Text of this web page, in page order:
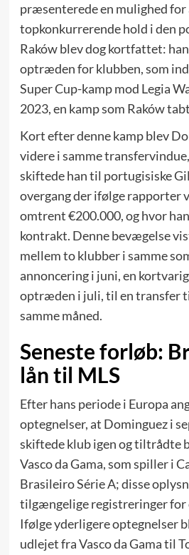
præsenterede en mulighed for
topkonkurrerende hold i den
Raków blev dog kortfattet:
optræden for klubben, som
Super Cup-kamp mod Legia
2023, en kamp som Raków
Kort efter denne kamp blev
videre i samme
skiftede han til portugisiske
overgang der ifølge rapporter
omtrent €200.000, og hvor
kontrakt. Denne bevægelse
mellem to klubber i samme
annoncering i juni, en
optræden i juli, til en transfer
samme måned.
Seneste forløb:
lån til MLS
Efter hans periode i Europa
optegnelser, at Dominguez i
skiftede klub igen og tiltrådte
Vasco da Gama, som spiller i
Brasileiro Série A; disse
tilgængelige registreringer for
Ifølge yderligere optegnelser
udlejet fra Vasco da Gama til